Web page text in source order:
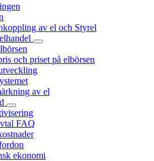
av el och Styrel
och priset på elbörsen
av el
FAQ
ekonomi